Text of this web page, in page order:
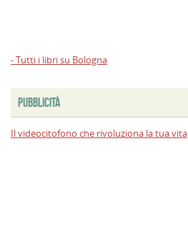
- Tutti i libri su Bologna
PUBBLICITÀ
Il videocitofono che rivoluziona la tua vita